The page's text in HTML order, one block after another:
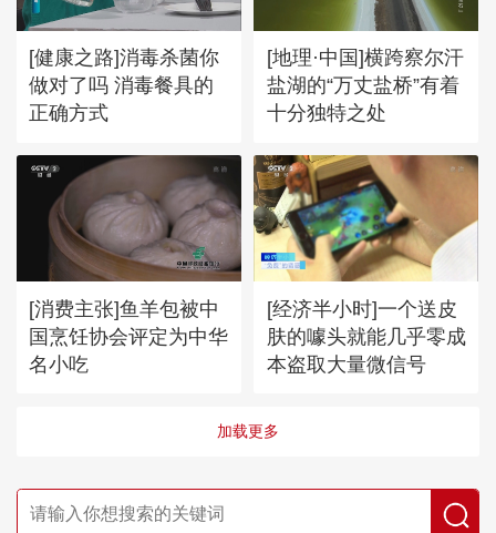
[健康之路]消毒杀菌你
做对了吗 消毒餐具的
正确方式
[地理·中国]横跨察尔汗
盐湖的“万丈盐桥”有着
十分独特之处
[消费主张]鱼羊包被中
国烹饪协会评定为中华
名小吃
[经济半小时]一个送皮
肤的噱头就能几乎零成
本盗取大量微信号
加载更多